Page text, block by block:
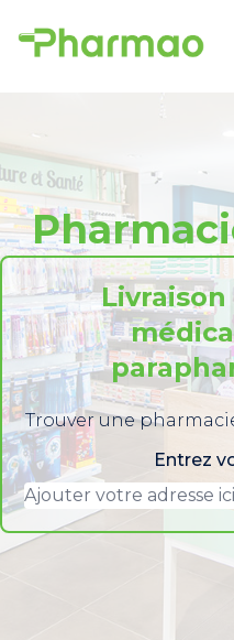
Trouver une
Entrez